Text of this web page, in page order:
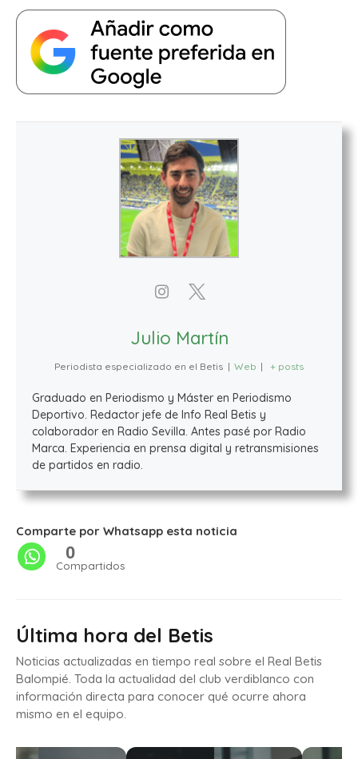
Julio Martín
Periodista especializado en el Betis | Web | + posts
Graduado en Periodismo y Máster en Periodismo
Deportivo. Redactor jefe de Info Real Betis y
colaborador en Radio Sevilla. Antes pasé por Radio
Marca. Experiencia en prensa digital y retransmisiones
de partidos en radio.
Comparte por Whatsapp esta noticia
0
Compartidos
Última hora del Betis
Noticias actualizadas en tiempo real sobre el Real Betis
Balompié. Toda la actualidad del club verdiblanco con
información directa para conocer qué ocurre ahora
mismo en el equipo.